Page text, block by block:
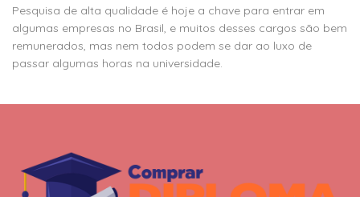
Pesquisa de alta qualidade é hoje a chave para entrar em
algumas empresas no Brasil, e muitos desses cargos são bem
remunerados, mas nem todos podem se dar ao luxo de
passar algumas horas na universidade.